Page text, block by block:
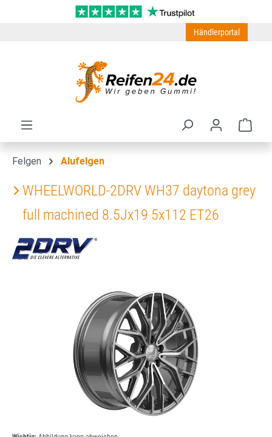
Zum Hauptinhalt springen
Händlerportal
Felgen Alufelgen
WHEELWORLD-2DRV WH37 daytona grey
full machined 8.5Jx19 5x112 ET26
Bildergalerie überspringen